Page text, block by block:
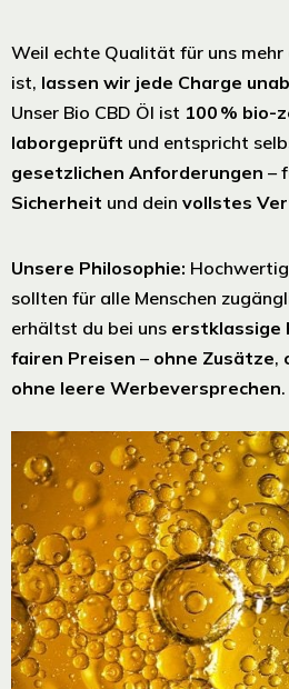
Weil echte Qualität für uns mehr
ist, lassen wir jede Charge
Unser Bio CBD Öl ist 100 %
laborgeprüft und entspricht
gesetzlichen Anforderungen –
Sicherheit und dein vollstes
Unsere Philosophie:
sollten für alle Menschen
erhältst du bei uns erstklassige
fairen Preisen – ohne Zusätze,
ohne leere Werbeversprechen.